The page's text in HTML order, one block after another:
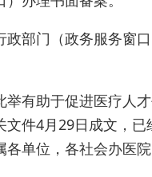
部门（政务服务窗
举有助于促进医疗人
文件4月29日成文，
单位，各社会办医院